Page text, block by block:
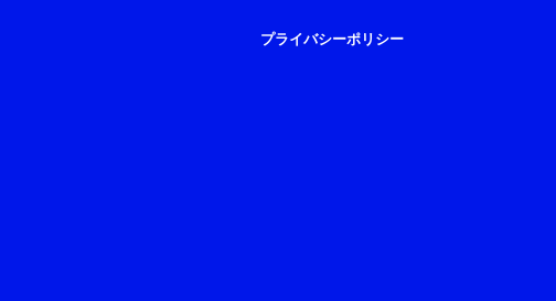
プライバシーポリシー